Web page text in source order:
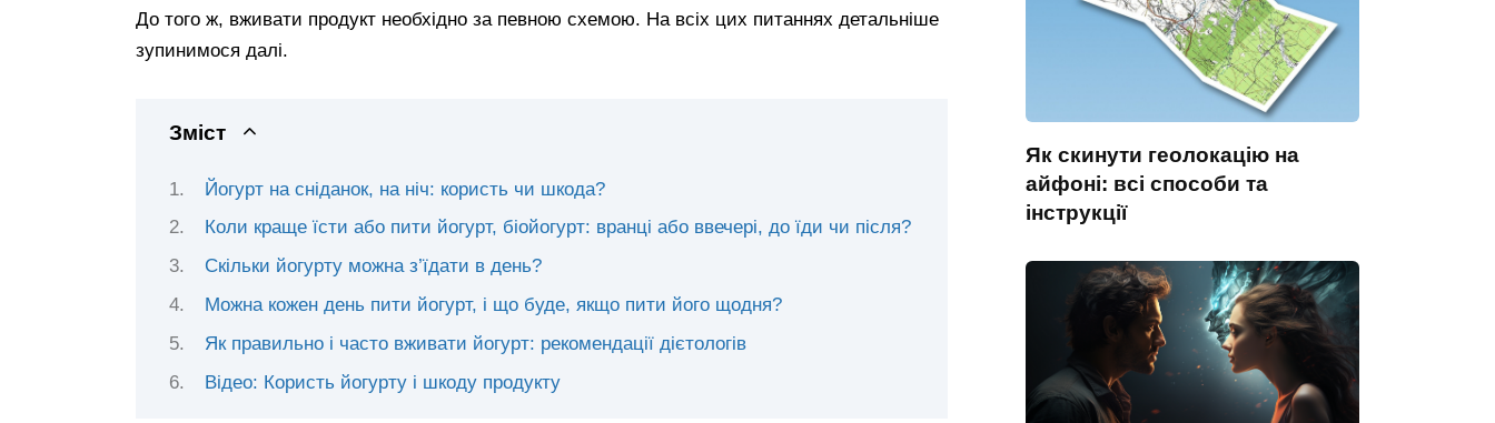
До того ж, вживати продукт необхідно за певною схемою. На всіх цих питаннях детальніше
зупинимося далі.
Зміст
Йогурт на сніданок, на ніч: користь чи шкода?
Коли краще їсти або пити йогурт, біойогурт: вранці або ввечері, до їди чи після?
Скільки йогурту можна з’їдати в день?
Можна кожен день пити йогурт, і що буде, якщо пити його щодня?
Як правильно і часто вживати йогурт: рекомендації дієтологів
Відео: Користь йогурту і шкоду продукту
Як скинути геолокацію на
айфоні: всі способи та
інструкції